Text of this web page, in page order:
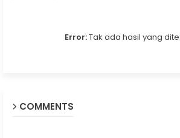
Error:Tak ada hasil yang
COMMENTS